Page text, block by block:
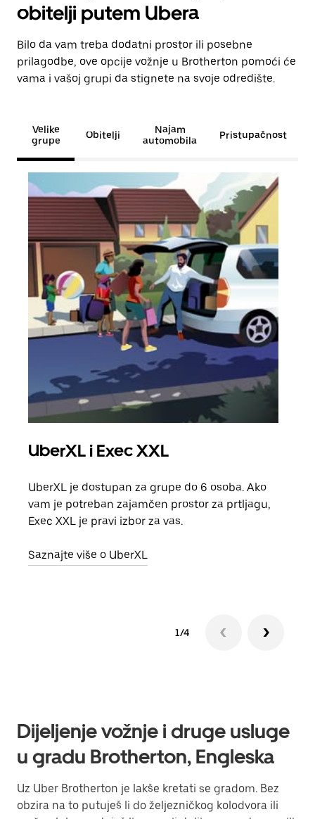
obitelji putem Ubera
Bilo da vam treba dodatni prostor ili posebne
prilagodbe, ove opcije vožnje u Brotherton pomoći će
vama i vašoj grupi da stignete na svoje odredište.
Velike
grupe
Obitelji
Najam
automobila
Pristupačnost
UberXL i Exec XXL
UberXL je dostupan za grupe do 6 osoba. Ako
vam je potreban zajamčen prostor za prtljagu,
Exec XXL je pravi izbor za vas.
Saznajte više o UberXL
1/4
Dijeljenje vožnje i druge usluge
u gradu Brotherton, Engleska
Uz Uber Brotherton je lakše kretati se gradom. Bez
obzira na to putuješ li do željezničkog kolodvora ili